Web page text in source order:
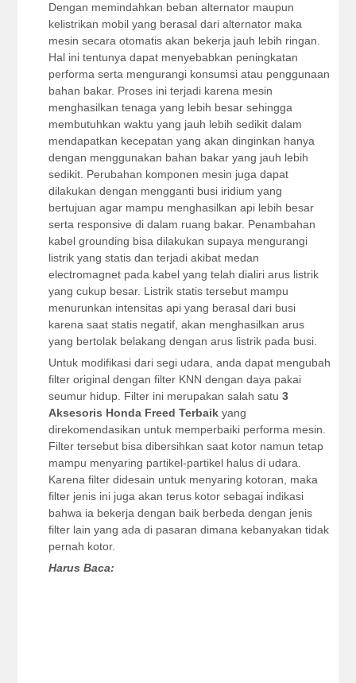
Dengan memindahkan beban alternator maupun
kelistrikan mobil yang berasal dari alternator maka
mesin secara otomatis akan bekerja jauh lebih ringan.
Hal ini tentunya dapat menyebabkan peningkatan
performa serta mengurangi konsumsi atau penggunaan
bahan bakar. Proses ini terjadi karena mesin
menghasilkan tenaga yang lebih besar sehingga
membutuhkan waktu yang jauh lebih sedikit dalam
mendapatkan kecepatan yang akan dinginkan hanya
dengan menggunakan bahan bakar yang jauh lebih
sedikit. Perubahan komponen mesin juga dapat
dilakukan dengan mengganti busi iridium yang
bertujuan agar mampu menghasilkan api lebih besar
serta responsive di dalam ruang bakar. Penambahan
kabel grounding bisa dilakukan supaya mengurangi
listrik yang statis dan terjadi akibat medan
electromagnet pada kabel yang telah dialiri arus listrik
yang cukup besar. Listrik statis tersebut mampu
menurunkan intensitas api yang berasal dari busi
karena saat statis negatif, akan menghasilkan arus
yang bertolak belakang dengan arus listrik pada busi.
Untuk modifikasi dari segi udara, anda dapat mengubah
filter original dengan filter KNN dengan daya pakai
seumur hidup. Filter ini merupakan salah satu 3
Aksesoris Honda Freed Terbaikyang
direkomendasikan untuk memperbaiki performa mesin.
Filter tersebut bisa dibersihkan saat kotor namun tetap
mampu menyaring partikel-partikel halus di udara.
Karena filter didesain untuk menyaring kotoran, maka
filter jenis ini juga akan terus kotor sebagai indikasi
bahwa ia bekerja dengan baik berbeda dengan jenis
filter lain yang ada di pasaran dimana kebanyakan tidak
pernah kotor.
Harus Baca: